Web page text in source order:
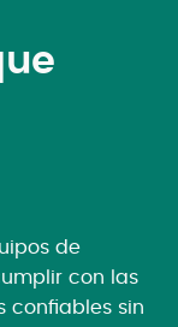
de
con las
confiables sin